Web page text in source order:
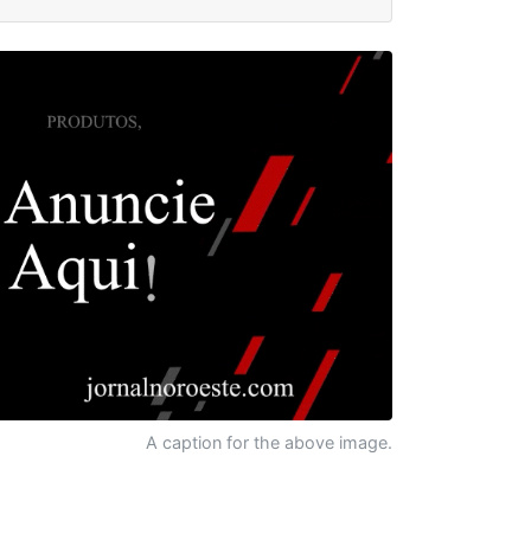
A caption for the above image.